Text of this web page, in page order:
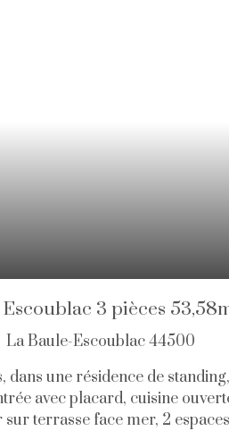
3 pièces
La Baule-Escoublac 44500
dans une résidence de standing,
avec placard, cuisine
terrasse face mer, 2